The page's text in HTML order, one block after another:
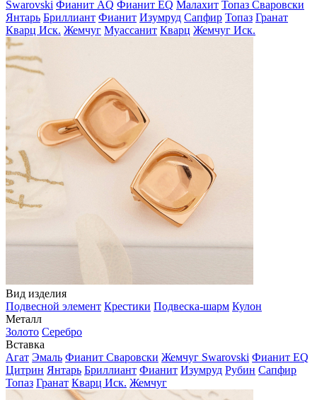
Swarovski Фианит AQ Фианит EQ Малахит Топаз Сваровски
Янтарь Бриллиант Фианит Изумруд Сапфир Топаз Гранат
Кварц Иск. Жемчуг Муассанит Кварц Жемчуг Иск.
Вид изделия
Подвесной элемент Крестики Подвеска-шарм Кулон
Металл
Золото Серебро
Вставка
Агат Эмаль Фианит Сваровски Жемчуг Swarovski Фианит EQ
Цитрин Янтарь Бриллиант Фианит Изумруд Рубин Сапфир
Топаз Гранат Кварц Иск. Жемчуг